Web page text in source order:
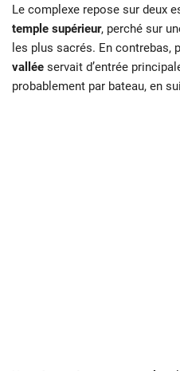
Le complexe repose sur deux
temple supérieur, perché sur
les plus sacrés. En contrebas,
vallée servait d’entrée
probablement par bateau, en